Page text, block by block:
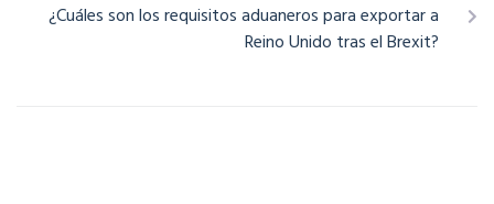
¿Cuáles son los requisitos aduaneros para exportar a
Reino Unido tras el Brexit?